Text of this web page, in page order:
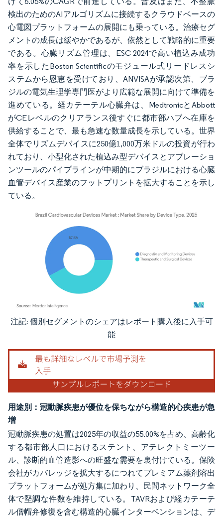
検出のためのAIアルゴリズムに接続するクラウドベースの
心電図プラットフォームの展開にも乗っている。治療セグ
メントの成長は緩やかであるが、依然として戦略的に重要
である。心臓リズム管理は、ESC 2024で高い植込み成功
率を示したBoston Scientificのモジュール式リードレスシ
ステムから恩恵を受けており、ANVISAが承認次第、ブラ
ジルの電気生理学専門医がより広範な展開に向けて準備を
進めている。経カテーテル心臓弁は、MedtronicとAbbott
がCEレベルのクリアランス後すぐに都市部ハブへ在庫を
供給することで、最も急速な数量成長を示している。世界
全体でリズムデバイスに250億1,000万米ドルの投資が行わ
れており、小型化された植込み型デバイスとアブレーショ
ンツールのパイプラインが中期的にブラジルにおける心臓
血管デバイス産業のフットプリントを拡大することを示し
ている。
画像 © Mordor Intelligence。再利用にはCC BY 4.0の表示が必要です。
注記: 個別セグメントのシェアはレポート購入後に入手可
能
用途別：冠動脈疾患が優位を保ちながら構造的心疾患が急
増
冠動脈疾患の処置は2025年の収益の55.00%を占め、高齢化
する都市部人口におけるステント、アテレクトミーツー
ル、診断的血管造影への旺盛な需要を裏付けている。保険
会社がカバレッジを拡大するにつれてプレミアム薬剤溶出
プラットフォームが処方集に加わり、民間ネットワーク全
体で堅調な件数を維持している。TAVRおよび経カテーテ
ル僧帽弁修復を含む構造的心臓インターベンションは、デ